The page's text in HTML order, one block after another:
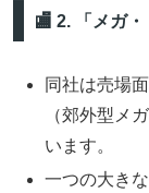
🏬 2. 「メガ
同社は売場
（郊外型メ
います。
一つの大きな